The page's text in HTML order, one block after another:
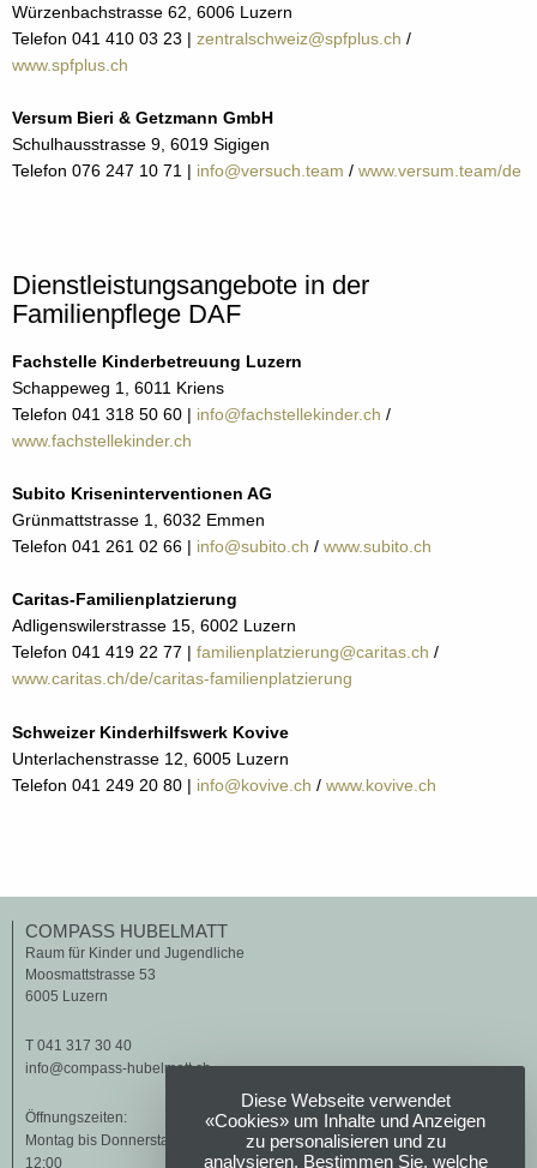
Würzenbachstrasse 62, 6006 Luzern
Telefon 041 410 03 23 | zentralschweiz@spfplus.ch /
www.spfplus.ch
Versum Bieri & Getzmann GmbH
Schulhausstrasse 9, 6019 Sigigen
Telefon 076 247 10 71 | info@versuch.team / www.versum.team/de
Dienstleistungsangebote in der
Familienpflege DAF
Fachstelle Kinderbetreuung Luzern
Schappeweg 1, 6011 Kriens
Telefon 041 318 50 60 | info@fachstellekinder.ch /
www.fachstellekinder.ch
Subito Kriseninterventionen AG
Grünmattstrasse 1, 6032 Emmen
Telefon 041 261 02 66 | info@subito.ch / www.subito.ch
Caritas-Familienplatzierung
Adligenswilerstrasse 15, 6002 Luzern
Telefon 041 419 22 77 | familienplatzierung@caritas.ch /
www.caritas.ch/de/caritas-familienplatzierung
Schweizer Kinderhilfswerk Kovive
Unterlachenstrasse 12, 6005 Luzern
Telefon 041 249 20 80 | info@kovive.ch / www.kovive.ch
COMPASS HUBELMATT
Raum für Kinder und Jugendliche
Moosmattstrasse 53
6005 Luzern
T 041 317 30 40
info@compass-hubelmatt.ch
Öffnungszeiten:
Montag bis Donnerstag 8:30 bis 12:00, 14:00 bis 17:00. Freitag 8:30 bis
12:00
Diese Webseite verwendet
«Cookies» um Inhalte und Anzeigen
zu personalisieren und zu
analysieren. Bestimmen Sie, welche